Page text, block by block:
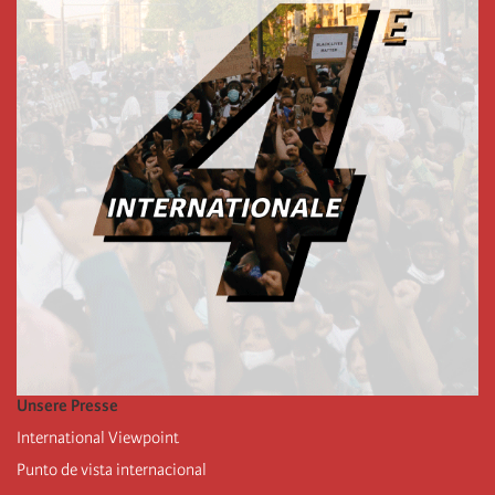
Unsere Presse
International Viewpoint
Punto de vista internacional